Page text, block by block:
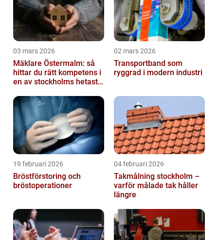
03 mars 2026
Mäklare Östermalm: så
hittar du rätt kompetens i
en av stockholms hetaste
02 mars 2026
Transportband som
ryggrad i modern industri
19 februari 2026
Bröstförstoring och
bröstoperationer
04 februari 2026
Takmålning stockholm –
varför målade tak håller
längre